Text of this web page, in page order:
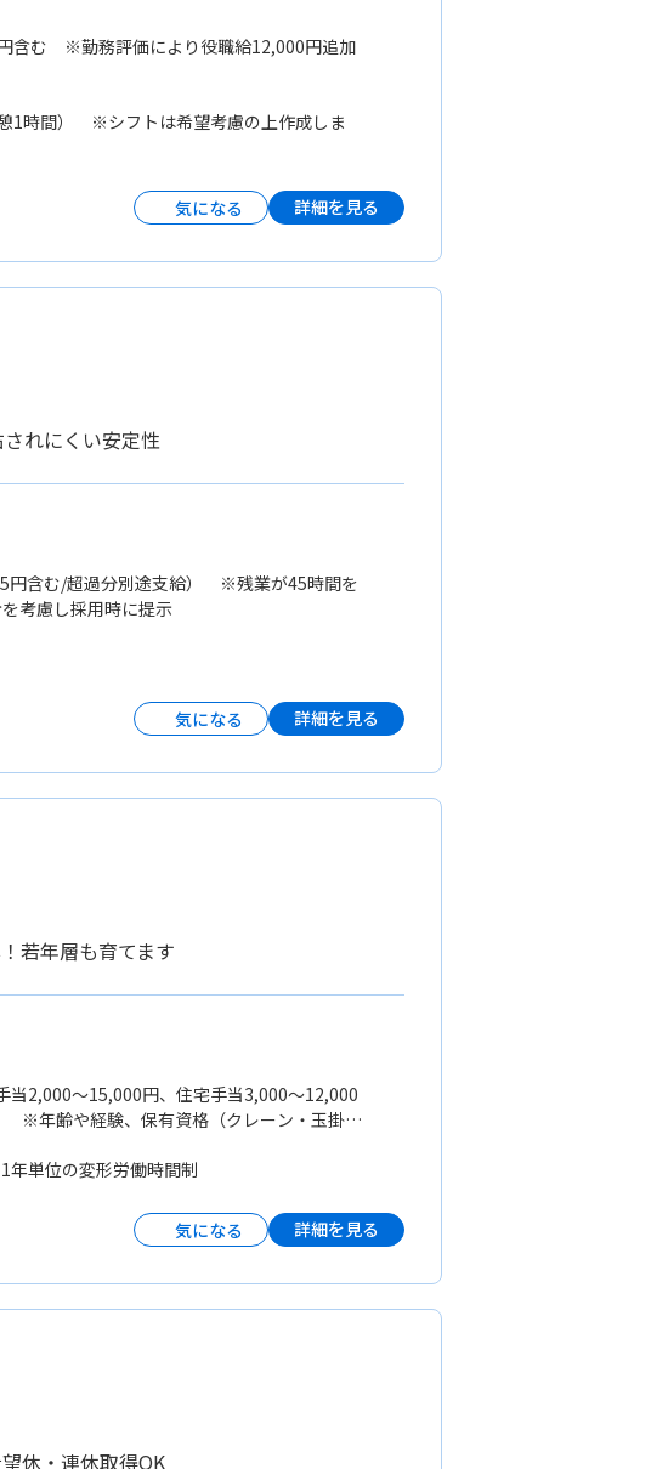
含む ※勤務評価により役職給12,000円追加
1時間） ※シフトは希望考慮の上作成しま
気になる 詳細を見る
れにくい安定性
円含む/超過分別途支給） ※残業が45時間を
考慮し採用時に提示
気になる 詳細を見る
若年層も育てます
2,000〜15,000円、住宅手当3,000〜12,000
年齢や経験、保有資格（クレーン・玉掛・
年単位の変形労働時間制
気になる 詳細を見る
休・連休取得OK